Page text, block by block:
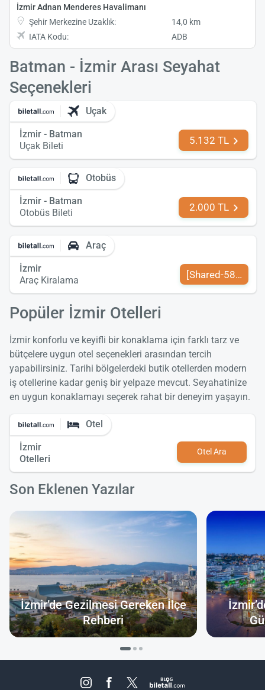
İzmir Adnan Menderes Havalimanı
Şehir Merkezine Uzaklık:
14,0 km
IATA Kodu:
ADB
Batman - İzmir Arası Seyahat
Seçenekleri
Uçak
İzmir - Batman
Uçak Bileti
5.132 TL
Otobüs
İzmir - Batman
Otobüs Bileti
2.000 TL
Araç
İzmir
Araç Kiralama
[Shared-589-tr-
Popüler İzmir Otelleri
İzmir konforlu ve keyifli bir konaklama için farklı tarz ve
bütçelere uygun otel seçenekleri arasından tercih
yapabilirsiniz. Tarihi bölgelerdeki butik otellerden modern
iş otellerine kadar geniş bir yelpaze mevcut. Seyahatinize
en uygun konaklamayı seçerek rahat bir deneyim yaşayın.
Otel
İzmir
Otelleri
Otel Ara
Son Eklenen Yazılar
İzmir’de Gezilmesi Gereken İlçe
Rehberi